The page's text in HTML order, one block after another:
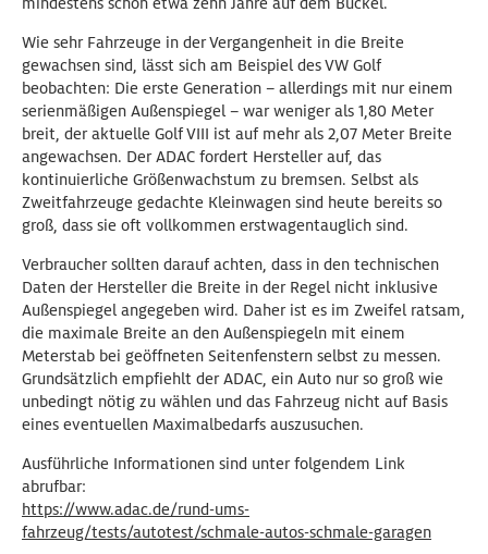
Wie sehr Fahrzeuge in der Vergangenheit in die Breite
gewachsen sind, lässt sich am Beispiel des VW Golf
beobachten: Die erste Generation – allerdings mit nur einem
serienmäßigen Außenspiegel – war weniger als 1,80 Meter
breit, der aktuelle Golf VIII ist auf mehr als 2,07 Meter Breite
angewachsen. Der ADAC fordert Hersteller auf, das
kontinuierliche Größenwachstum zu bremsen. Selbst als
Zweitfahrzeuge gedachte Kleinwagen sind heute bereits so
groß, dass sie oft vollkommen erstwagentauglich sind.
Verbraucher sollten darauf achten, dass in den technischen
Daten der Hersteller die Breite in der Regel nicht inklusive
Außenspiegel angegeben wird. Daher ist es im Zweifel ratsam,
die maximale Breite an den Außenspiegeln mit einem
Meterstab bei geöffneten Seitenfenstern selbst zu messen.
Grundsätzlich empfiehlt der ADAC, ein Auto nur so groß wie
unbedingt nötig zu wählen und das Fahrzeug nicht auf Basis
eines eventuellen Maximalbedarfs auszusuchen.
Ausführliche Informationen sind unter folgendem Link
abrufbar:
https://www.adac.de/rund-ums-
fahrzeug/tests/autotest/schmale-autos-schmale-garagen